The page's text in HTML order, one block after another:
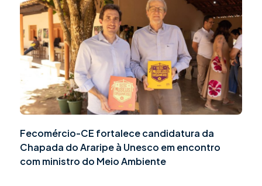
Fecomércio-CE fortalece candidatura da
Chapada do Araripe à Unesco em encontro
com ministro do Meio Ambiente